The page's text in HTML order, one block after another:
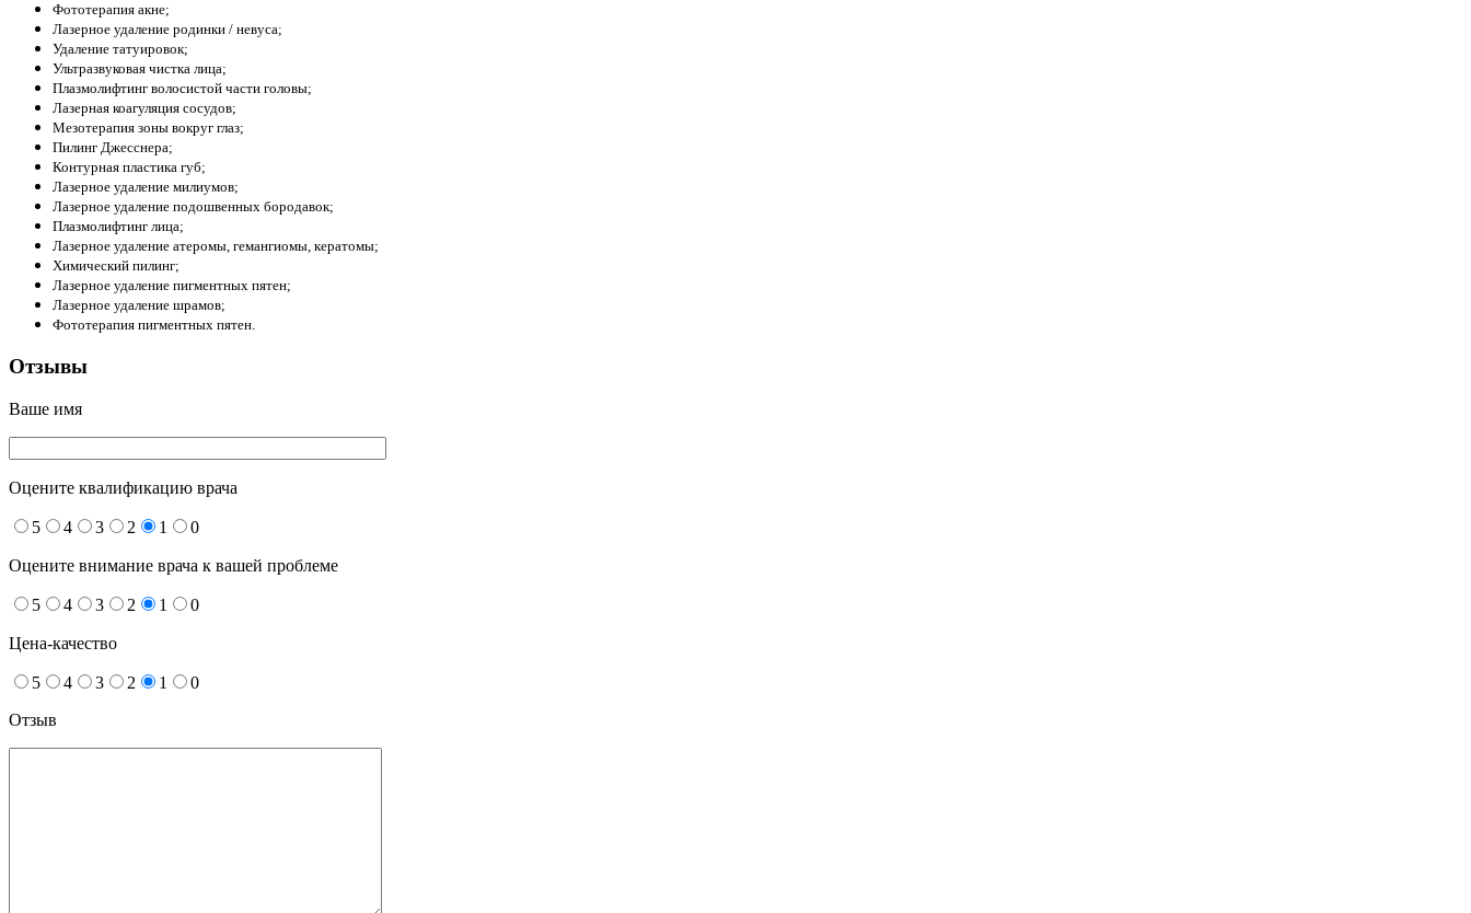
Фототерапия акне;
Лазерное удаление родинки / невуса;
Удаление татуировок;
Ультразвуковая чистка лица;
Плазмолифтинг волосистой части головы;
Лазерная коагуляция сосудов;
Мезотерапия зоны вокруг глаз;
Пилинг Джесснера;
Контурная пластика губ;
Лазерное удаление милиумов;
Лазерное удаление подошвенных бородавок;
Плазмолифтинг лица;
Лазерное удаление атеромы, гемангиомы, кератомы;
Химический пилинг;
Лазерное удаление пигментных пятен;
Лазерное удаление шрамов;
Фототерапия пигментных пятен.
Отзывы
Ваше имя
Оцените квалификацию врача
5 4 3 2 1 0
Оцените внимание врача к вашей проблеме
5 4 3 2 1 0
Цена-качество
5 4 3 2 1
0
Отзыв